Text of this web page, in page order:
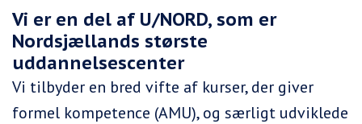
Vi er en del af U/NORD, som er
Nordsjællands største
uddannelsescenter
Vi tilbyder en bred vifte af kurser, der giver
formel kompetence (AMU), og særligt udviklede